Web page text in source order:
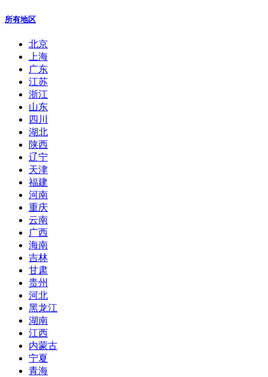
所有地区
北京
上海
广东
江苏
浙江
山东
四川
湖北
陕西
辽宁
天津
福建
河南
重庆
云南
广西
海南
吉林
甘肃
贵州
河北
黑龙江
湖南
江西
内蒙古
宁夏
青海